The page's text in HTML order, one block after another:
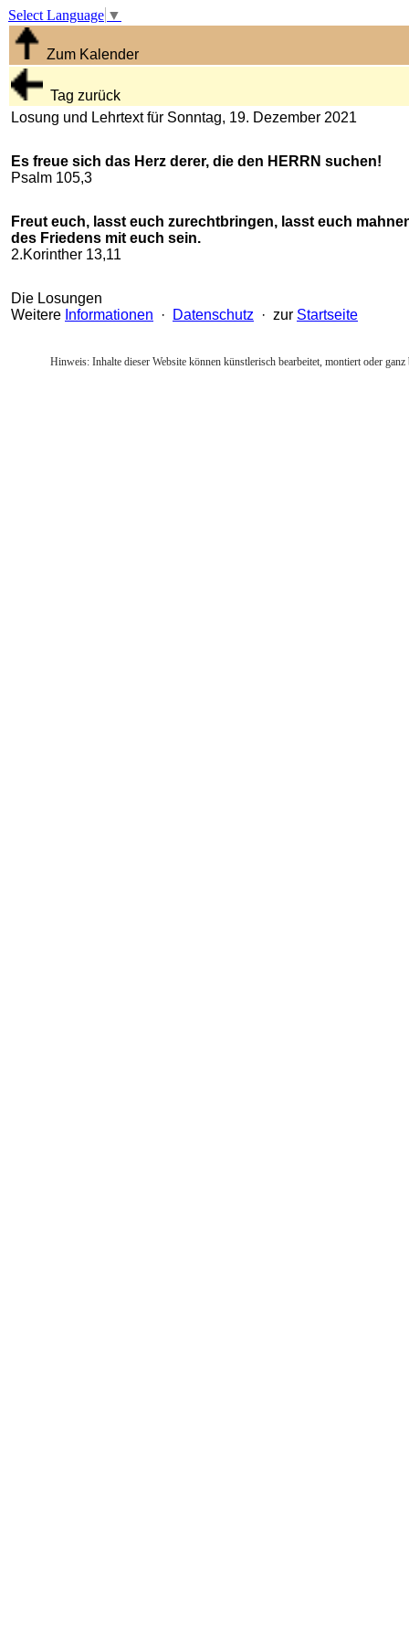
Select Language ▼
Zum Kalender
Tag zurück
Losung und Lehrtext für Sonntag, 19. Dezember 2021
Es freue sich das Herz derer, die den HERRN suchen!
Psalm 105,3
Freut euch, lasst euch zurechtbringen, lasst euch
des Friedens mit euch sein.
2.Korinther 13,11
Die Losungen
Weitere Informationen · Datenschutz · zur Startseite
Hinweis: Inhalte dieser Website können künstlerisch bearbeitet, montiert oder